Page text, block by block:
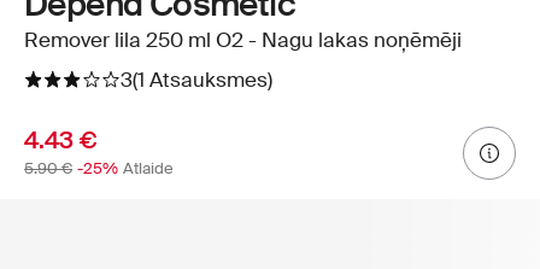
Remover lila 250 ml O2 - Nagu lakas noņēmēji
3(1 Atsauksmes)
4.43 €
5.90 € -25% Atlaide